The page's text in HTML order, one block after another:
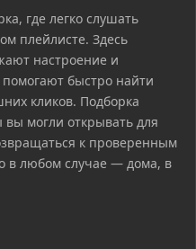
где легко слушать
плейлисте. Здесь
настроение и
быстро найти
кликов. Подборка
вы могли открывать для
к проверенным
в любом случае — дома, в